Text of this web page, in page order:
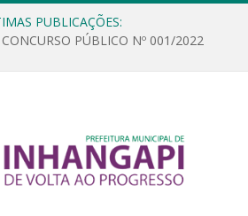
PUBLICAÇÕES:
PÚBLICO Nº 001/2022